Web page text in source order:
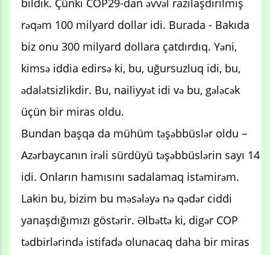
bildik. Çünki COP29-dan əvvəl razılaşdırılmış
rəqəm 100 milyard dollar idi. Burada - Bakıda
biz onu 300 milyard dollara çatdırdıq. Yəni,
kimsə iddia edirsə ki, bu, uğursuzluq idi, bu,
ədalətsizlikdir. Bu, nailiyyət idi və bu, gələcək
üçün bir miras oldu.
Bundan başqa da mühüm təşəbbüslər oldu –
Azərbaycanın irəli sürdüyü təşəbbüslərin sayı 14
idi. Onların hamısını sadalamaq istəmirəm.
Lakin bu, bizim bu məsələyə nə qədər ciddi
yanaşdığımızı göstərir. Əlbəttə ki, digər COP
tədbirlərində istifadə olunacaq daha bir miras